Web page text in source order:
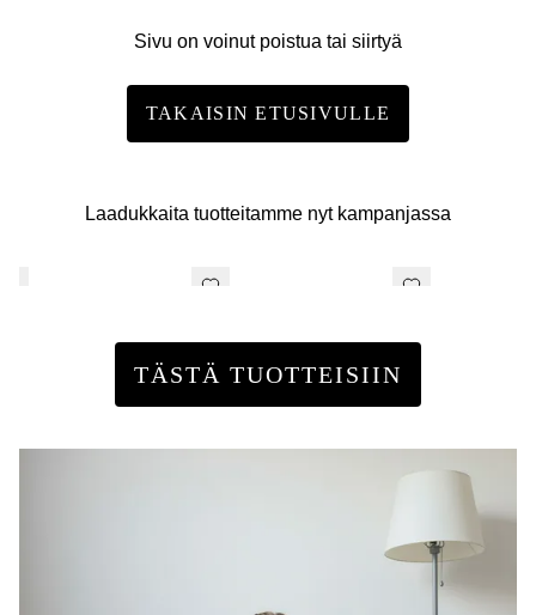
Sivu on voinut poistua tai siirtyä
TAKAISIN ETUSIVULLE
Laadukkaita tuotteitamme nyt kampanjassa
TÄSTÄ TUOTTEISIIN